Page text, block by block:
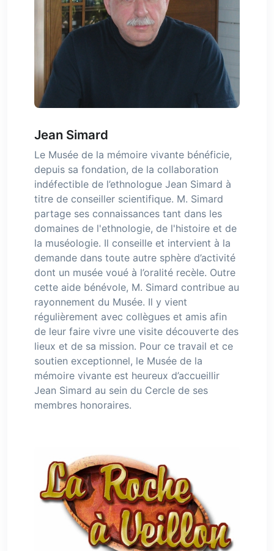
Jean Simard
Le Musée de la mémoire vivante bénéficie,
depuis sa fondation, de la collaboration
indéfectible de l’ethnologue Jean Simard à
titre de conseiller scientifique. M. Simard
partage ses connaissances tant dans les
domaines de l'ethnologie, de l'histoire et de
la muséologie. Il conseille et intervient à la
demande dans toute autre sphère d’activité
dont un musée voué à l’oralité recèle. Outre
cette aide bénévole, M. Simard contribue au
rayonnement du Musée. Il y vient
régulièrement avec collègues et amis afin
de leur faire vivre une visite découverte des
lieux et de sa mission. Pour ce travail et ce
soutien exceptionnel, le Musée de la
mémoire vivante est heureux d’accueillir
Jean Simard au sein du Cercle de ses
membres honoraires.